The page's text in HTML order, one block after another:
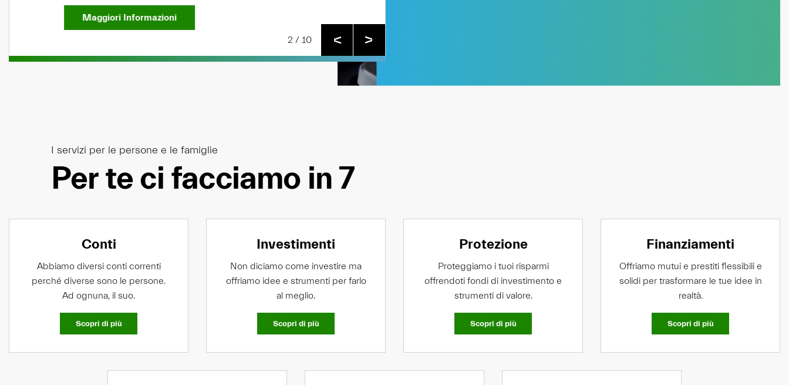
Maggiori Informazioni(si apre in una nuova scheda)
2 / 10 V V
Per teci facciamo in 7
I servizi per le persone e le famiglie
Conti
Abbiamo diversi conti correnti
perché diverse sono le persone.
Ad ognuna, il suo.
Scopri di più
Investimenti
Non diciamo come investire ma
offriamo idee e strumenti per farlo
al meglio.
Scopri di più
Protezione
Proteggiamo i tuoi risparmi
offrendoti fondi di investimento e
strumenti di valore.
Scopri di più
Finanziamenti
Offriamo mutui e prestiti flessibili e
solidi per trasformare le tue idee in
realtà.
Scopri di più